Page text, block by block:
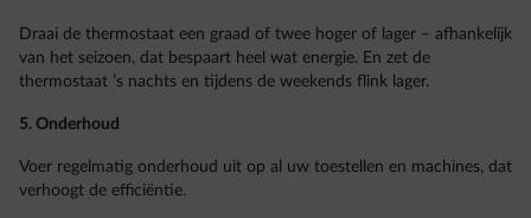
Draai de thermostaat een graad of twee hoger of lager – afhankelijk
van het seizoen, dat bespaart heel wat energie. En zet de
thermostaat ’s nachts en tijdens de weekends flink lager.
5. Onderhoud
Voer regelmatig onderhoud uit op al uw toestellen en machines, dat
verhoogt de efficiëntie.